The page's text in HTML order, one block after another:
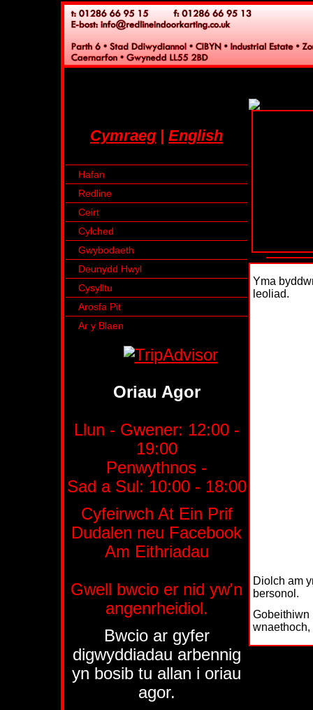
Cymraeg | English
Hafan
Redline
Ceirt
Cylched
Gwybodaeth
Deunydd Hwyl
Cysylltu
Arosfa Pit
Ar y Blaen
Oriau Agor
Llun - Gwener: 12:00 -
19:00
Penwythnos -
Sad a Sul: 10:00 - 18:00
Cyfeirwch At Ein Prif
Dudalen neu Facebook
Am Eithriadau
Gwell bwcio er nid yw'n
angenrheidiol.
Bwcio ar gyfer
digwyddiadau arbennig
yn bosib tu allan i oriau
agor.
Yma
leoliad.
Diolch am
bersonol.
Gobeithiwn